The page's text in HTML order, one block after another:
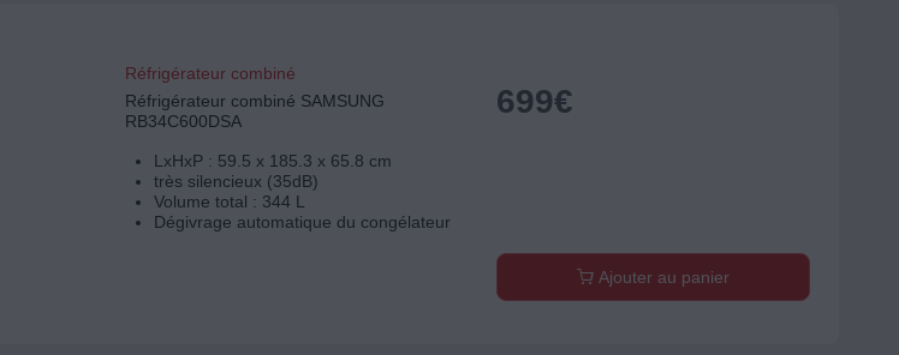
Réfrigérateur combiné
Réfrigérateur combiné SAMSUNG
RB34C600DSA
LxHxP : 59.5 x 185.3 x 65.8 cm
très silencieux (35dB)
Volume total : 344 L
Dégivrage automatique du congélateur
699€
Ajouter au panier